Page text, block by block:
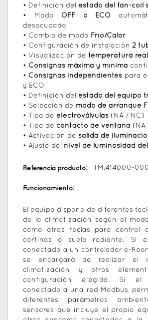
• Definición del estado del fan-coil
• Modo OFF o ECO
desocupado
• Cambio de modo Frío/Calor
• Configuración de instalación 2
• Visualización de temperatura
• Consignas máxima y mínima
• Consignas independientes para
y ECO
• Definición del estado del equipo
• Selección de modo de arranque
• Tipo de electroválvulas (NA / NC)
• Tipo de contacto de ventana (NA
• Activación de salida de
• Ajuste del nivel de luminosidad
Referencia producto: TM.414000-000
Funcionamiento:
El equipo dispone de diferentes
de la climatización según el
como otras teclas para control
cortinas o suelo radiante. Si
conectado a un controlador e-
se encargará de realizar el
climatización y otros
configuración elegida. Si el
conectado a una red Modbus,
diferentes parámetros
sensores que incluye el propio